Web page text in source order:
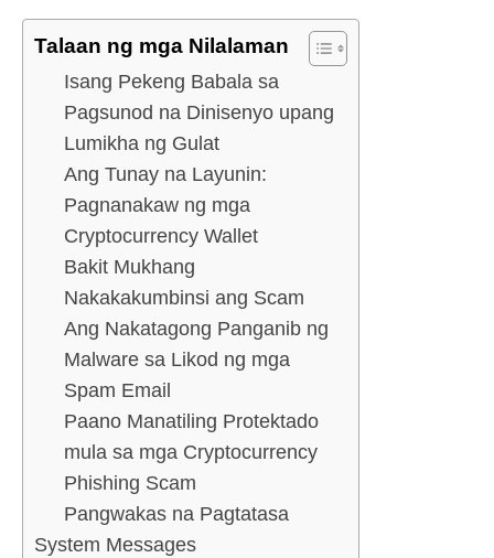
Talaan ng mga Nilalaman
Isang Pekeng Babala sa
Pagsunod na Dinisenyo upang
Lumikha ng Gulat
Ang Tunay na Layunin:
Pagnanakaw ng mga
Cryptocurrency Wallet
Bakit Mukhang
Nakakakumbinsi ang Scam
Ang Nakatagong Panganib ng
Malware sa Likod ng mga
Spam Email
Paano Manatiling Protektado
mula sa mga Cryptocurrency
Phishing Scam
Pangwakas na Pagtatasa
System Messages